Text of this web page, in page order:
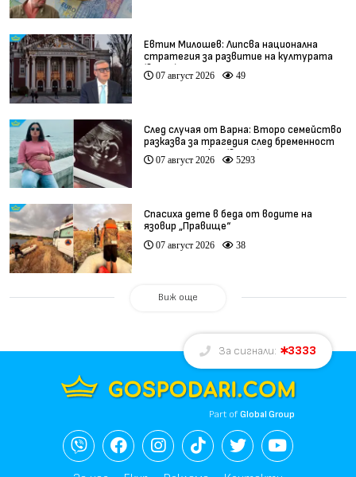
Евтим Милошев: Липсва национална
стратегия за развитие на културата
(видео)
07 август 2026 49
След случая от Варна: Второ семейство
разказва за трагедия след бременност
при същия лекар (видео)
07 август 2026 5293
Спасиха дете в беда от водите на
язовир „Правище“
07 август 2026 38
Виж още
За сигнали: 3333
Part ofGlobal Group